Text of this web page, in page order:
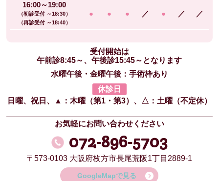
16:00～19:00
（初診受付 ～18:30）
（再診受付 ～18:40）
● ● ● ／ ● ／ ／
受付開始は
午前診8:45～、午後診15:45～となります
水曜午後・金曜午後：手術枠あり
休診日
日曜、祝日、
▲：木曜（第1・第3）、 △：土曜（不定休）
お気軽にお問い合わせください
072-896-5703
〒573-0103 大阪府枚方市長尾荒阪1丁目2889-1
GoogleMapで見る